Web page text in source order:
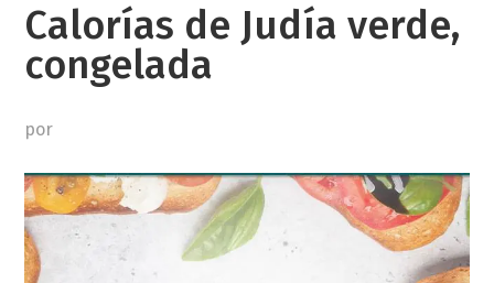
Calorías de Judía verde,
congelada
por